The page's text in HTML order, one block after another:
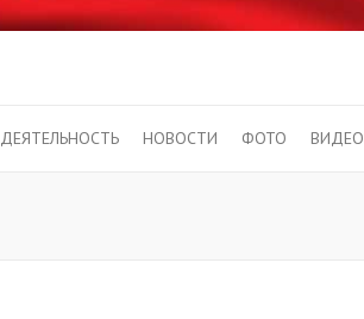
ДЕЯТЕЛЬНОСТЬ НОВОСТИ ФОТО ВИДЕО